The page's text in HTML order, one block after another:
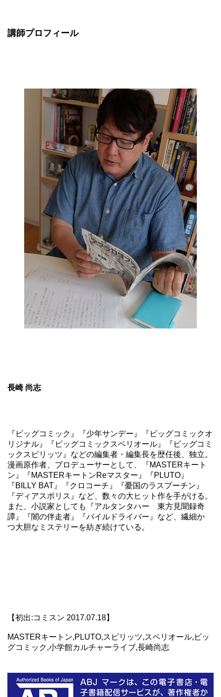
講師プロフィール
長崎 尚志
『ビッグコミック』『少年サンデー』『ビッグコミックオ
リジナル』『ビッグコミックスペリオール』『ビッグコミ
ックスピリッツ』などの編集者・編集長を歴任後、独立。
漫画原作者、プロデューサーとして、『MASTERキート
ン』『MASTERキートンReマスター』『PLUTO』
『BILLY BAT』『クロコーチ』『憂国のラスプーチン』
『ディアスポリス』など、数々の大ヒット作を手がける。
また、小説家としても『アルタンタハー 東方見聞録奇
譚』『闇の伴走者』『パイルドライバー』など、繊細か
つ大胆なミステリーを紡ぎ続けている。
【初出:コミスン 2017.07.18】
MASTERキートン,PLUTO,スピリッツ,スペリオール,ビッ
グコミック,小学館カルチャーライブ,長崎尚志